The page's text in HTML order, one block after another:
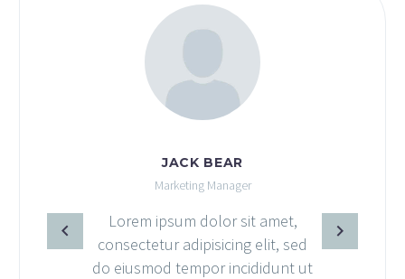
JACK BEAR
Marketing Manager
Lorem ipsum dolor sit amet,
consectetur adipisicing elit, sed
do eiusmod tempor incididunt ut